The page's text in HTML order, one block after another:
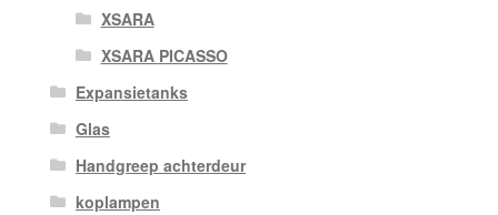
XSARA
XSARA PICASSO
Expansietanks
Glas
Handgreep achterdeur
koplampen